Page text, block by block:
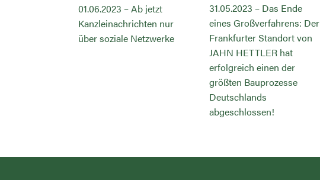
01.06.2023 – Ab jetzt
Kanzleinachrichten nur
über soziale Netzwerke
31.05.2023 – Das Ende
eines Großverfahrens: Der
Frankfurter Standort von
JAHN HETTLER hat
erfolgreich einen der
größten Bauprozesse
Deutschlands
abgeschlossen!